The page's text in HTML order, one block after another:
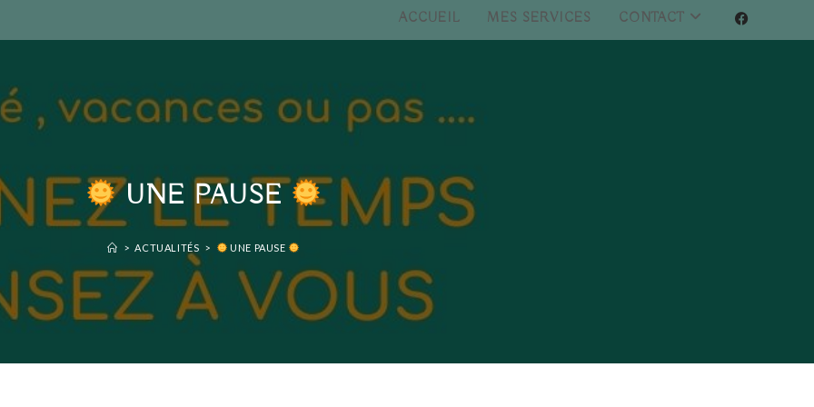
ACCUEIL MES SERVICES CONTACT
UNE PAUSE
> ACTUALITÉS > UNE PAUSE